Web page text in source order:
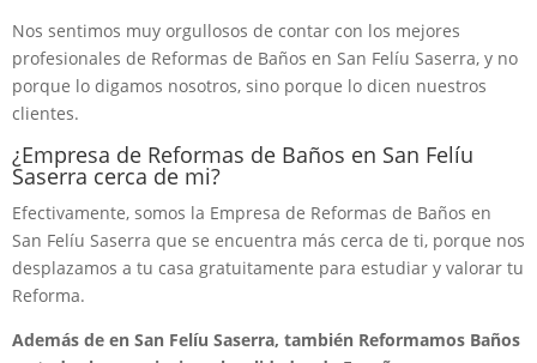
Nos sentimos muy orgullosos de contar con los mejores
profesionales de Reformas de Baños en San Felíu Saserra, y no
porque lo digamos nosotros, sino porque lo dicen nuestros
clientes.
¿Empresa de Reformas de Baños en San Felíu
Saserra cerca de mi?
Efectivamente, somos la Empresa de Reformas de Baños en
San Felíu Saserra que se encuentra más cerca de ti, porque nos
desplazamos a tu casa gratuitamente para estudiar y valorar tu
Reforma.
Además de en San Felíu Saserra, también Reformamos Baños